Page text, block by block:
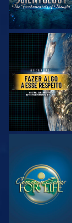
VEJA
VEJA